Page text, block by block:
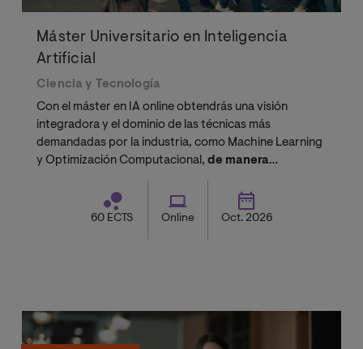
Máster Universitario en Inteligencia
Artificial
Ciencia y Tecnología
Con el máster en IA online obtendrás una visión
integradora y el dominio de las técnicas más
demandadas por la industria, como Machine Learning
y Optimización Computacional,de manera
totalmente práctica.
60 ECTS Online Oct. 2026